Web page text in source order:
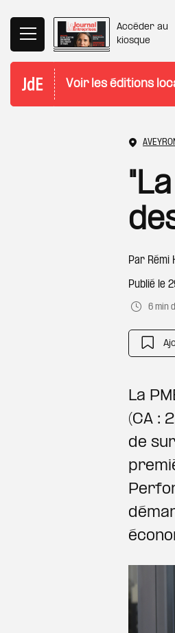
Accéder au
kiosque
Voir les éditions
Par Rémi
Publié le
6 min
La
(CA :
de